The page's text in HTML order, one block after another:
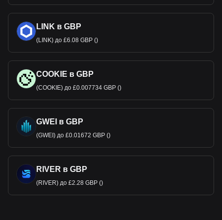
LINK в GBP
(LINK) до £6.08 GBP ()
COOKIE в GBP
(COOKIE) до £0.007734 GBP ()
GWEI в GBP
(GWEI) до £0.01672 GBP ()
RIVER в GBP
(RIVER) до £2.28 GBP ()